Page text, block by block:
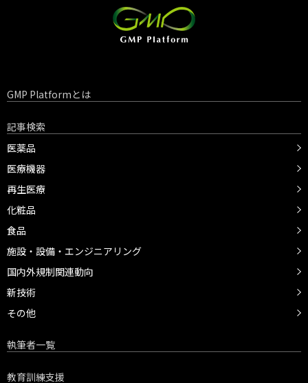
GMP Platformとは
記事検索
医薬品
医療機器
再生医療
化粧品
食品
施設・設備・エンジニアリング
国内外規制関連動向
新技術
その他
執筆者一覧
教育訓練支援